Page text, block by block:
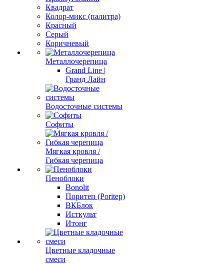
Квадрат
Колор-микс (палитра)
Красный
Серый
Коричневый
Металлочерепица
Grand Line |
Гранд Лайн
Водосточные системы
Софиты
Мягкая кровля /
Гибкая черепица
Пеноблоки
Bonolit
Поритеп (Poritep)
ВКБлок
Исткульт
Итонг
Цветные кладочные
смеси